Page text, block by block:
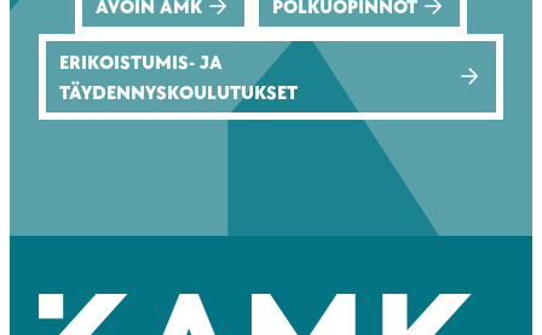
AVOIN AMK POLKUOPINNOT
ERIKOISTUMIS- JA
TÄYDENNYSKOULUTUKSET